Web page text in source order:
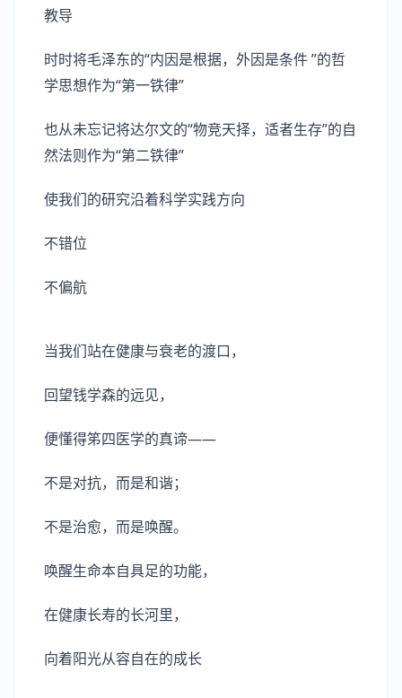
教导
时时将毛泽东的“内因是根据，外因是条件 ”的哲
学思想作为“第一铁律”
也从未忘记将达尔文的“物竞天择，适者生存”的自
然法则作为“第二铁律”
使我们的研究沿着科学实践方向
不错位
不偏航
当我们站在健康与衰老的渡口，
回望钱学森的远见，
便懂得笫四医学的真谛——
不是对抗，而是和谐；
不是治愈，而是唤醒。
唤醒生命本自具足的功能，
在健康长寿的长河里，
向着阳光从容自在的成长